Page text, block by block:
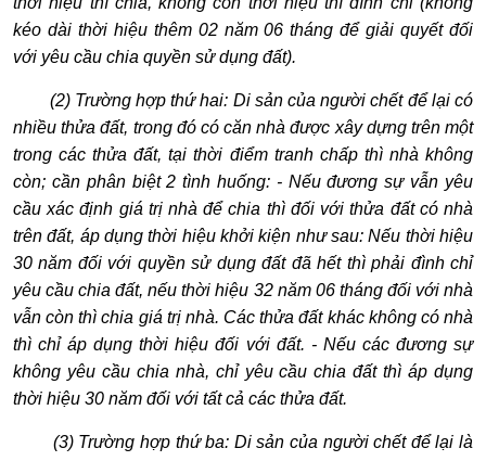
kéo dài thời hiệu thêm 02 năm 06 tháng để giải quyết đối
với yêu cầu chia quyền sử dụng đất).
(2) Trường hợp thứ hai: Di sản của người chết để lại có
nhiều thửa đất, trong đó có căn nhà được xây dựng trên một
trong các thửa đất, tại thời điểm tranh chấp thì nhà không
còn; cần phân biệt 2 tình huống: - Nếu đương sự vẫn yêu
cầu xác định giá trị nhà để chia thì đối với thửa đất có nhà
trên đất, áp dụng thời hiệu khởi kiện như sau: Nếu thời hiệu
30 năm đối với quyền sử dụng đất đã hết thì phải đình chỉ
yêu cầu chia đất, nếu thời hiệu 32 năm 06 tháng đối với nhà
vẫn còn thì chia giá trị nhà. Các thửa đất khác không có nhà
thì chỉ áp dụng thời hiệu đối với đất. - Nếu các đương sự
không yêu cầu chia nhà, chỉ yêu cầu chia đất thì áp dụng
thời hiệu 30 năm đối với tất cả các thửa đất.
(3) Trường hợp thứ ba: Di sản của người chết để lại là